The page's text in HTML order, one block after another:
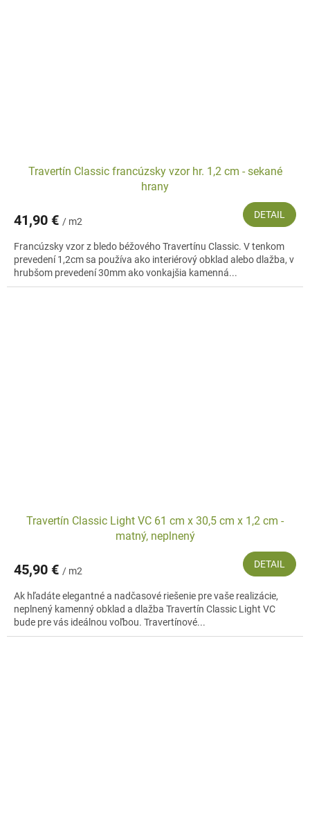
Travertín Classic francúzsky vzor hr. 1,2 cm - sekané
hrany
41,90 € / m2
DETAIL
Francúzsky vzor z bledo béžového Travertínu Classic. V tenkom
prevedení 1,2cm sa používa ako interiérový obklad alebo dlažba, v
hrubšom prevedení 30mm ako vonkajšia kamenná...
Travertín Classic Light VC 61 cm x 30,5 cm x 1,2 cm -
matný, neplnený
45,90 € / m2
DETAIL
Ak hľadáte elegantné a nadčasové riešenie pre vaše realizácie,
neplnený kamenný obklad a dlažba Travertín Classic Light VC
bude pre vás ideálnou voľbou. Travertínové...